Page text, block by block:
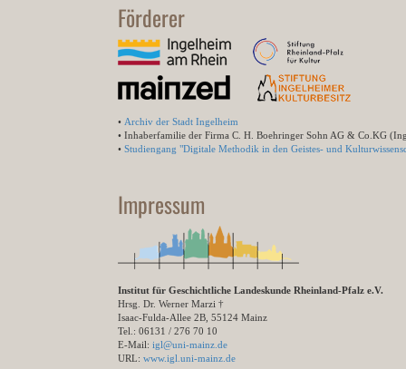
Förderer
• Archiv der Stadt Ingelheim
• Inhaberfamilie der Firma C. H. Boehringer Sohn AG & Co.KG
• Studiengang "Digitale Methodik in den Geistes- und
Impressum
Institut für Geschichtliche Landeskunde Rheinland-Pfalz e.V.
Hrsg. Dr. Werner Marzi †
Isaac-Fulda-Allee 2B, 55124 Mainz
Tel.: 06131 / 276 70 10
E-Mail: igl@uni-mainz.de
URL: www.igl.uni-mainz.de